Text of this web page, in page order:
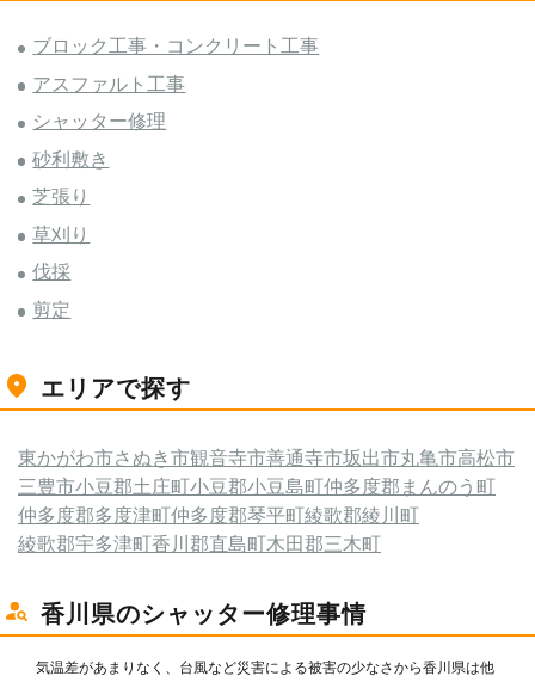
ブロック工事・コンクリート工事
アスファルト工事
シャッター修理
砂利敷き
芝張り
草刈り
伐採
剪定
エリアで探す
東かがわ市さぬき市観音寺市善通寺市坂出市丸亀市高松市
三豊市小豆郡土庄町小豆郡小豆島町仲多度郡まんのう町
仲多度郡多度津町仲多度郡琴平町綾歌郡綾川町
綾歌郡宇多津町香川郡直島町木田郡三木町
香川県のシャッター修理事情
気温差があまりなく、台風など災害による被害の少なさから香川県は他